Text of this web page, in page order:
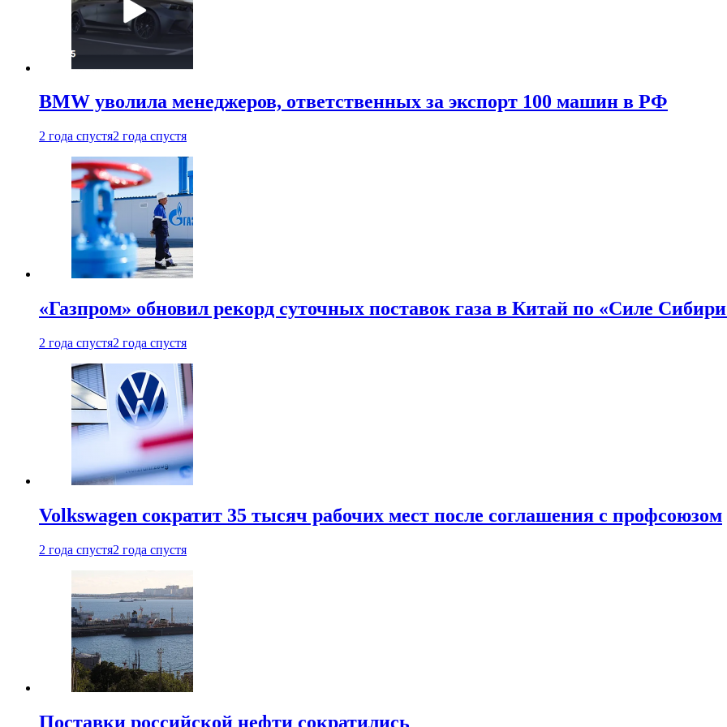
BMW уволила менеджеров, ответственных за экспорт 100 машин в РФ
2 года спустя2 года спустя
«Газпром» обновил рекорд суточных поставок газа в Китай по «Силе
2 года спустя2 года спустя
Volkswagen сократит 35 тысяч рабочих мест после соглашения с профсоюзом
2 года спустя2 года спустя
Поставки российской нефти сократились